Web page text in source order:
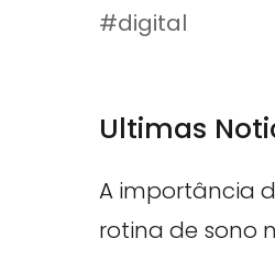
#digital
Ultimas
A importância
rotina de sono